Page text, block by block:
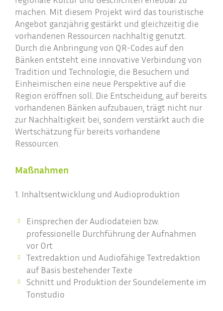
machen. Mit diesem Projekt wird das touristische
Angebot ganzjährig gestärkt und gleichzeitig die
vorhandenen Ressourcen nachhaltig genutzt.
Durch die Anbringung von QR-Codes auf den
Bänken entsteht eine innovative Verbindung von
Tradition und Technologie, die Besuchern und
Einheimischen eine neue Perspektive auf die
Region eröffnen soll. Die Entscheidung, auf bereits
vorhandenen Bänken aufzubauen, trägt nicht nur
zur Nachhaltigkeit bei, sondern verstärkt auch die
Wertschätzung für bereits vorhandene
Ressourcen.
Maßnahmen
1. Inhaltsentwicklung und Audioproduktion
Einsprechen der Audiodateien bzw.
professionelle Durchführung der Aufnahmen
vor Ort
Textredaktion und Audiofähige Textredaktion
auf Basis bestehender Texte
Schnitt und Produktion der Soundelemente im
Tonstudio